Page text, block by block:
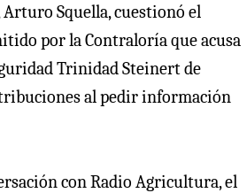
Squella, cuestionó el
por la Contraloría que acusa
Trinidad Steinert de
al pedir información
con Radio Agricultura, el